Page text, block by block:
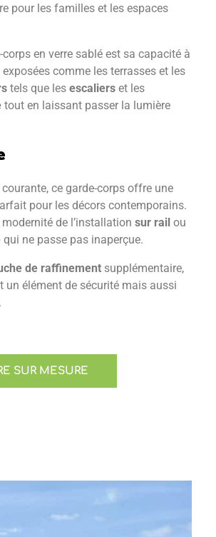
pour les familles et les espaces
en verre sablé est sa capacité à
comme les terrasses et les
tels que les escaliers et les
tout en laissant passer la lumière
ce garde-corps offre une
pour les décors contemporains.
de l’installation sur rail ou
qui ne passe pas inaperçue.
de raffinement supplémentaire,
un élément de sécurité mais aussi
SUR MESURE